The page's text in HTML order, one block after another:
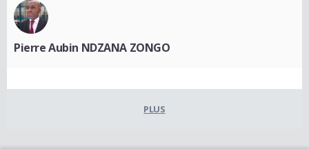
Pierre Aubin NDZANA ZONGO
PLUS